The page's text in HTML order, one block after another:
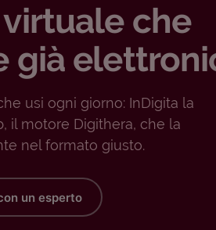
che
già
usi ogni giorno: InDigita la
il motore Digithera, che la
nel formato giusto.
un esperto